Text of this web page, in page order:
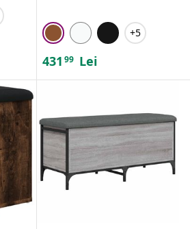
+5
431 99 Lei